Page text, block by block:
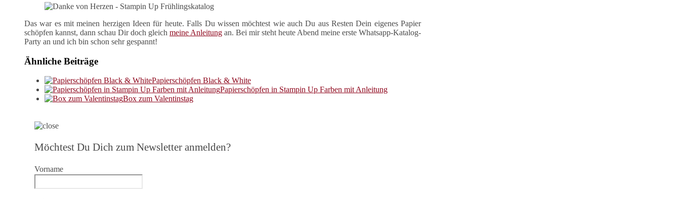
Das war es mit meinen herzigen Ideen für heute. Falls Du wissen möchtest wie auch Du aus Resten Dein eigenes Papier
schöpfen kannst, dann schau Dir doch gleich meine Anleitung an. Bei mir steht heute Abend meine erste Whatsapp-Katalog-
Party an und ich bin schon sehr gespannt!
Ähnliche Beiträge
Papierschöpfen Black & White
Papierschöpfen in Stampin Up Farben mit Anleitung
Box zum Valentinstag
Möchtest Du Dich zum Newsletter anmelden?
Vorname